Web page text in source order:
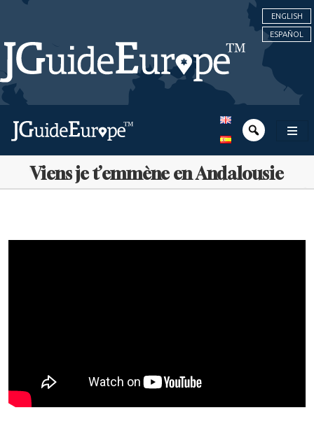
ENGLISH
ESPAÑOL
Viens je t’emmène en Andalousie